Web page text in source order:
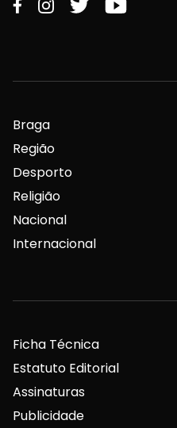
Braga
Região
Desporto
Religião
Nacional
Internacional
Ficha Técnica
Estatuto Editorial
Assinaturas
Publicidade